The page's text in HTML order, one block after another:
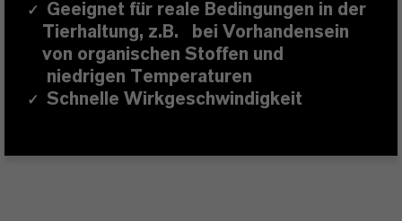
✓
Geeignet für reale Bedingungen in der
Tierhaltung, z.B. bei Vorhandensein
von organischen Stoffen und
niedrigen Temperaturen
✓ Schnelle Wirkgeschwindigkeit